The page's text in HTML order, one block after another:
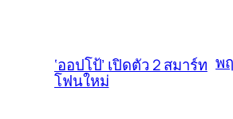
‘ออปโป้’ เปิดตัว 2 สมาร์ท
โฟนใหม่
พ